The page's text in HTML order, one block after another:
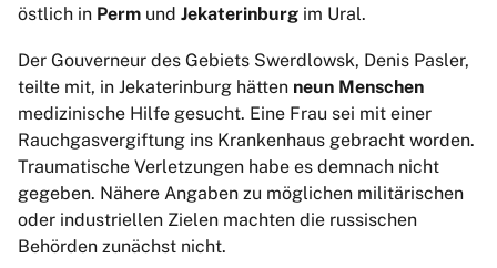
östlich in Perm und Jekaterinburg im Ural.
Der Gouverneur des Gebiets Swerdlowsk, Denis Pasler,
teilte mit, in Jekaterinburg hätten neun Menschen
medizinische Hilfe gesucht. Eine Frau sei mit einer
Rauchgasvergiftung ins Krankenhaus gebracht worden.
Traumatische Verletzungen habe es demnach nicht
gegeben. Nähere Angaben zu möglichen militärischen
oder industriellen Zielen machten die russischen
Behörden zunächst nicht.